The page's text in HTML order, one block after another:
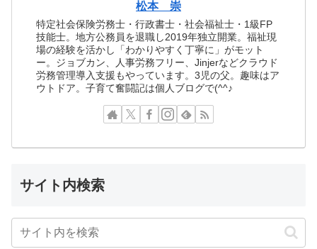
松本 崇
特定社会保険労務士・行政書士・社会福祉士・1級FP
技能士。地方公務員を退職し2019年独立開業。福祉現
場の経験を活かし「わかりやすく丁寧に」がモット
ー。ジョブカン、人事労務フリー、Jinjerなどクラウド
労務管理導入支援もやっています。3児の父。趣味はア
ウトドア。子育て奮闘記は個人ブログで(^^♪
サイト内検索